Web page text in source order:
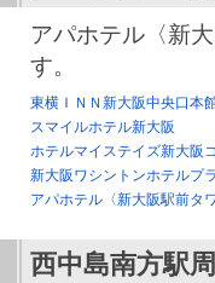
アパホテル〈新
す。
東横ＩＮＮ新大阪中央口本
スマイルホテル新大阪
ホテルマイステイズ新大阪
新大阪ワシントンホテルプ
アパホテル〈新大阪駅前タワ
西中島南方駅